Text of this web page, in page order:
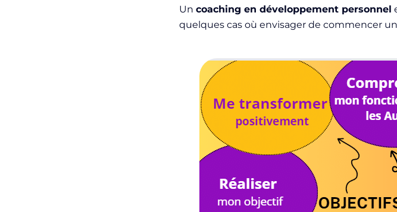
Uncoaching en développement personnel
quelques cas où envisager de commencer